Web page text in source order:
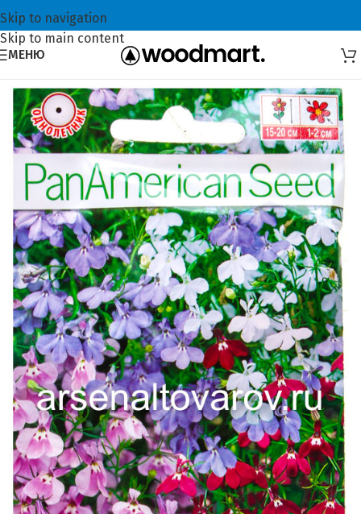
Skip to navigation
Skip to main content
МЕНЮ